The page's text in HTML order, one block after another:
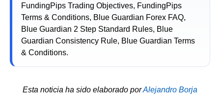
FundingPips Trading Objectives, FundingPips
Terms & Conditions, Blue Guardian Forex FAQ,
Blue Guardian 2 Step Standard Rules, Blue
Guardian Consistency Rule, Blue Guardian Terms
& Conditions.
Esta noticia ha sido elaborado porAlejandro Borja